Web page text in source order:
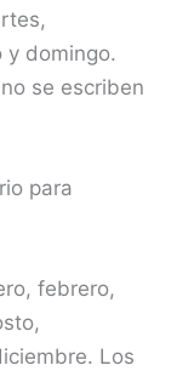
y domingo.
se escriben
para
febrero,
Los